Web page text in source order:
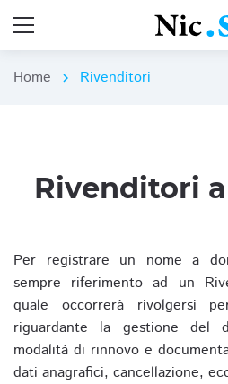
Home chevron_right Rivenditori
Rivenditori
Per registrare un nome a
sempre riferimento ad un
quale occorrerà rivolgersi
riguardante la gestione del
modalità di rinnovo e
dati anagrafici, cancellazione,